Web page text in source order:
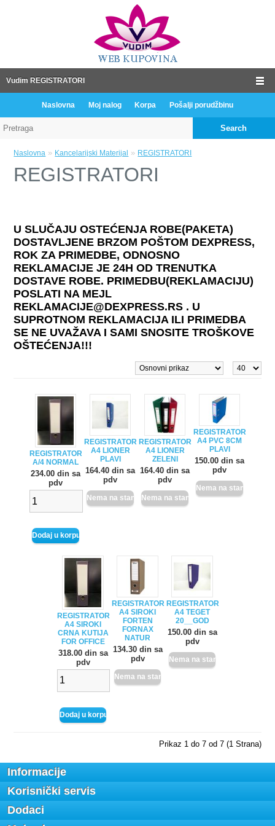
Vudim REGISTRATORI
Naslovna Moj nalog Korpa Pošalji porudžbinu
Search
Naslovna » Kancelarijski Materijal » REGISTRATORI
REGISTRATORI
U SLUČAJU OSTEĆENJA ROBE(PAKETA)
DOSTAVLJENE BRZOM POŠTOM DEXPRESS,
ROK ZA PRIMEDBE, ODNOSNO
REKLAMACIJE JE 24H OD TRENUTKA
DOSTAVE ROBE. PRIMEDBU(REKLAMACIJU)
POSLATI NA MEJL
REKLAMACIJE@DEXPRESS.RS . U
SUPROTNOM REKLAMACIJA ILI PRIMEDBA
SE NE UVAŽAVA I SAMI SNOSITE TROŠKOVE
OŠTEĆENJA!!!
REGISTRATOR
A/4 NORMAL
234.00 din sa
pdv
REGISTRATOR
A4 LIONER
PLAVI
164.40 din sa
pdv
REGISTRATOR
A4 LIONER
ZELENI
164.40 din sa
pdv
REGISTRATOR
A4 PVC 8CM
PLAVI
150.00 din sa
pdv
REGISTRATOR
A4 SIROKI
CRNA KUTIJA
FOR OFFICE
318.00 din sa
pdv
REGISTRATOR
A4 SIROKI
FORTEN
FORNAX
NATUR
134.30 din sa
pdv
REGISTRATOR
A4 TEGET
20__GOD
150.00 din sa
pdv
Prikaz 1 do 7 od 7 (1 Strana)
Informacije
Korisnički servis
Dodaci